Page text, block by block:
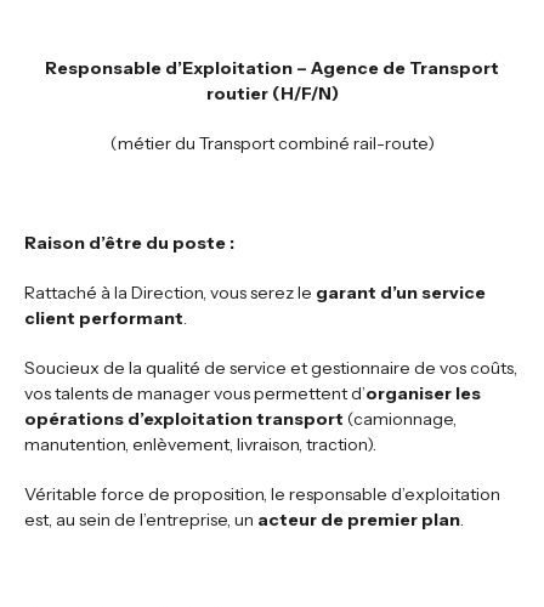
Responsable d’Exploitation – Agence de Transport
routier (H/F/N)
(métier du Transport combiné rail-route)
Raison d’être du poste :
Rattaché à la Direction, vous serez le garant d’un service
client performant.
Soucieux de la qualité de service et gestionnaire de vos coûts,
vos talents de manager vous permettent d’organiser les
opérations d’exploitation transport (camionnage,
manutention, enlèvement, livraison, traction).
Véritable force de proposition, le responsable d’exploitation
est, au sein de l’entreprise, un acteur de premier plan.